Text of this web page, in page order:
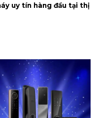
uy tín hàng đầu tại thị